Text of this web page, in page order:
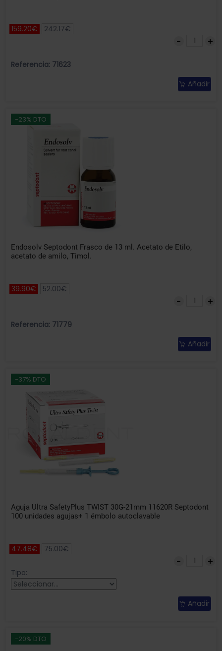
159.20€ 242.17€
Referencia: 71623
Añadir
-23% DTO
Endosolv Septodont Frasco de 13 ml. Acetato de Etilo,
acetato de amilo, Timol.
39.90€ 52.00€
Referencia: 71779
Añadir
-37% DTO
Aguja Ultra SafetyPlus TWIST 30G-21mm 11620R Septodont
100 unidades agujas+ 1 émbolo autoclavable
47.48€ 75.00€
Tipo:
Añadir
-20% DTO